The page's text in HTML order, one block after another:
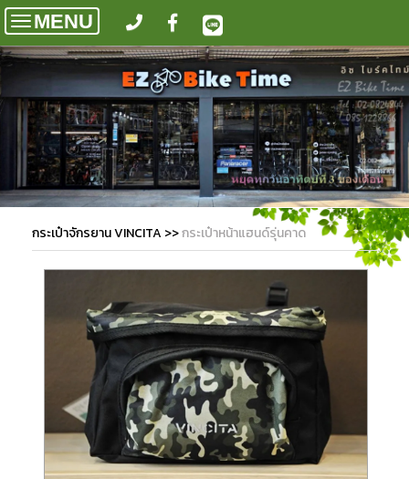
Toggle
navigation
MENU
กระเป๋าจักรยาน VINCITA >>กระเป๋าหน้าแฮนด์รุ่นคาด